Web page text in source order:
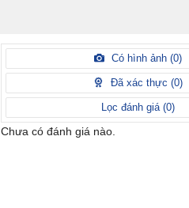
Có hình ảnh (0)
Đã xác thực (0)
Lọc đánh giá (0)
Chưa có đánh giá nào.